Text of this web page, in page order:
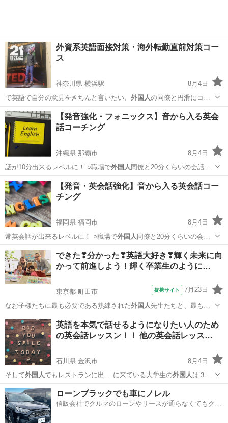
外資系英語面接対策・海外転勤直前対策コー
ス
神奈川県 横浜駅
8月4日
で英語で自分の意見をきちんと言いたい、 外国人の同僚と円滑にコミ
ュニケーションをとり…
神奈川 横浜市 横浜駅 ビジネス英語 プレゼンテーション
【発音強化・フォニックス】音から入る英会
話コーチング
沖縄県 那覇市
8月4日
話が10分出来るレベルに！ ○職場で外国人 同僚と20分くらいの会話が
出来るように…
沖縄 那覇市 英会話 コーチング
【発音・英会話強化】音から入る英会話コー
チング
福岡県 福岡市
8月4日
常英会話が出来るレベルに！ ○職場で外国人 同僚と20分くらいの会話
が出来るように…
福岡 福岡市 英会話 コーチング
できた❣分かった❣英語大好き❣輝く未来に向
かって前進しよう！輝く卒業生のように…
東京都 町田市 提携サイト 7月23日
なお子様たちに最も必要である熟練された外国人先生たちと、最も優
れた教育メソッドを提…
東京 町田市 その他
英語を本気で話せるようになりたい人のため
の英会話レッスン！！ 他の英会話レッス…
石川県 金沢市
8月4日
そして外国人でもレストランに出… に来ている大学生の外国人は３カ
国語を話せて… ている。 無料で外国人と話せるアプリなど…
石川 金沢市 ネイティブ
ローンブラックでも車にノレル
信販会社でクルマのローンやリースが通らなくてもクル